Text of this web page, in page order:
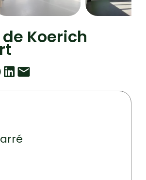
de Koerich